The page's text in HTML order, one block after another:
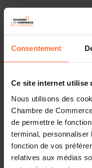
Consentement
Ce site internet utilise
Nous utilisons des
Chambre de
de permettre le
terminal, personnaliser
fonction de vos
relatives aux médias
10.09.2021
Digital Services Act